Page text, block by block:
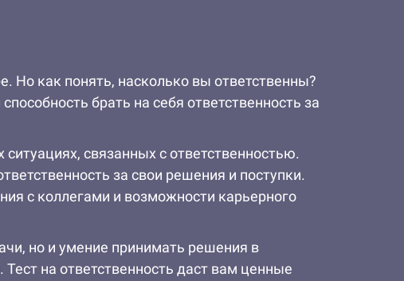
Но как понять, насколько вы ответственны?
брать на себя ответственность за
связанных с ответственностью.
за свои решения и поступки.
с коллегами и возможности карьерного
но и умение принимать решения в
на ответственность даст вам ценные